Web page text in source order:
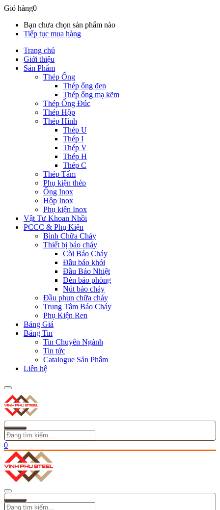
Giỏ hàng0
Bạn chưa chọn sản phẩm nào
Tiếp tục mua hàng
Trang chủ
Giới thiệu
Sản Phẩm
Thép Ống
Thép ống đen
Thép ống mạ kẽm
Thép Ống Đúc
Thép Hộp
Thép Hình
Thép U
Thép I
Thép V
Thép H
Thép C
Thép Tấm
Phụ kiện thép
Ống Inox
Hộp Inox
Phụ kiện Inox
Vật Tư Khoan Nhồi
PCCC & Phụ Kiện
Bình Chữa Cháy
Thiết bị báo cháy
Còi Báo Cháy
Đầu báo khói
Đầu Báo Nhiệt
Đèn báo phòng
Nút báo cháy
Đầu phun chữa cháy
Trung Tâm Báo Cháy
Phụ Kiện Ren
Bảng Giá
Bảng Tin
Tin Chuyên Ngành
Tin tức
Catalogue Sản Phẩm
Liên hệ
0